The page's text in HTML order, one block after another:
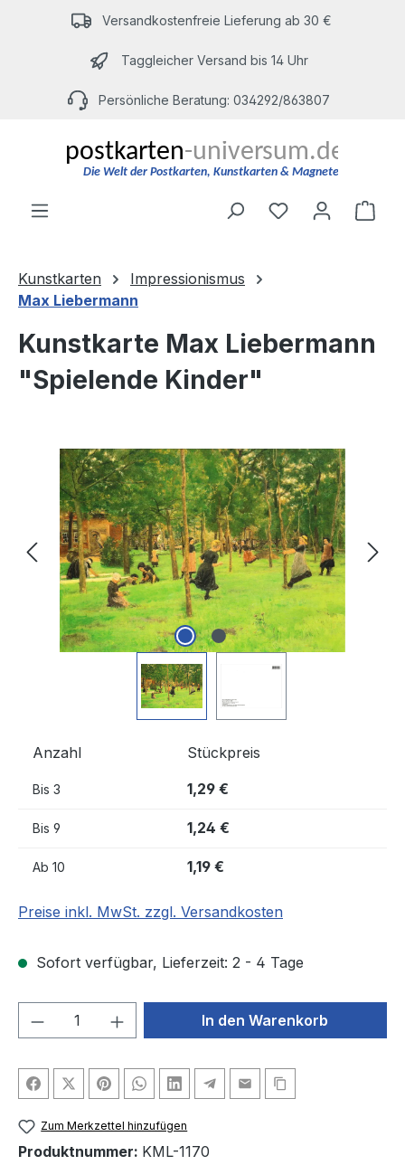
Zum Hauptinhalt springenVersandkostenfreie Lieferung ab 30 €
Taggleicher Versand bis 14 Uhr
Persönliche Beratung: 034292/863807
Du hast 0
Kunstkarten
Impressionismus
Max Liebermann
Kunstkarte Max Liebermann
"Spielende Kinder"
Bildergalerie überspringen
Anzahl Stückpreis
Bis 3 1,29 €
Bis 9 1,24 €
Ab 10 1,19 €
Preise inkl. MwSt. zzgl. Versandkosten
Sofort verfügbar, Lieferzeit: 2 - 4 Tage
Produkt Anzahl: Gib denIn den Warenkorb
Zum Merkzettel hinzufügen
Produktnummer: KML-1170